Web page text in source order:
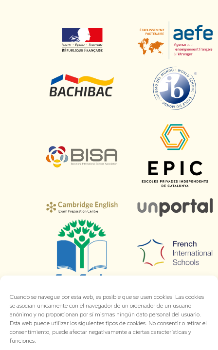
Cuando se navegue por esta web, es posible que se usen cookies. Las cookies
se asocian únicamente con el navegador de un ordenador de un usuario
anónimo y no proporcionan por sí mismas ningún dato personal del usuario.
Esta web puede utilizar los siguientes tipos de cookies. No consentir o retirar el
consentimiento, puede afectar negativamente a ciertas características y
funciones.